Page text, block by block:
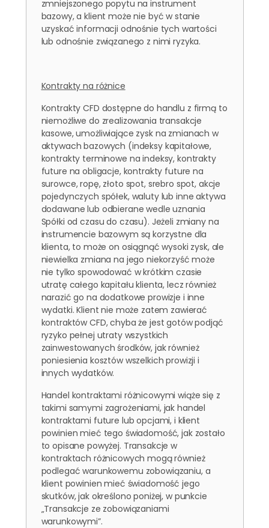
zmniejszonego popytu na instrument
bazowy, a klient może nie być w stanie
uzyskać informacji odnośnie tych wartości
lub odnośnie związanego z nimi ryzyka.
Kontrakty na różnice
Kontrakty CFD dostępne do handlu z firmą to
niemożliwe do zrealizowania transakcje
kasowe, umożliwiające zysk na zmianach w
aktywach bazowych (indeksy kapitałowe,
kontrakty terminowe na indeksy, kontrakty
future na obligacje, kontrakty future na
surowce, ropę, złoto spot, srebro spot, akcje
pojedynczych spółek, waluty lub inne aktywa
dodawane lub odbierane wedle uznania
Spółki od czasu do czasu). Jeżeli zmiany na
instrumencie bazowym są korzystne dla
klienta, to może on osiągnąć wysoki zysk, ale
niewielka zmiana na jego niekorzyść może
nie tylko spowodować w krótkim czasie
utratę całego kapitału klienta, lecz również
narazić go na dodatkowe prowizje i inne
wydatki. Klient nie może zatem zawierać
kontraktów CFD, chyba że jest gotów podjąć
ryzyko pełnej utraty wszystkich
zainwestowanych środków, jak również
poniesienia kosztów wszelkich prowizji i
innych wydatków.
Handel kontraktami różnicowymi wiąże się z
takimi samymi zagrożeniami, jak handel
kontraktami future lub opcjami, i klient
powinien mieć tego świadomość, jak zostało
to opisane powyżej. Transakcje w
kontraktach różnicowych mogą również
podlegać warunkowemu zobowiązaniu, a
klient powinien mieć świadomość jego
skutków, jak określono poniżej, w punkcie
„Transakcje ze zobowiązaniami
warunkowymi”.